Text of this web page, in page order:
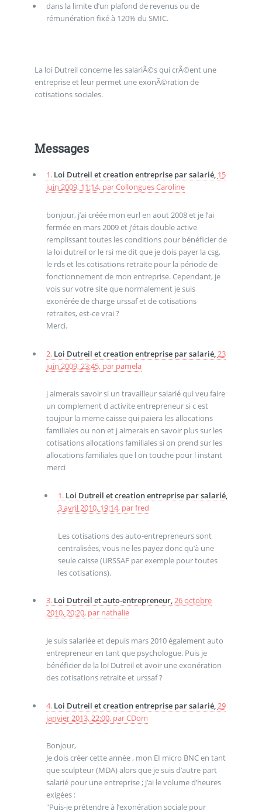
dans la limite d’un plafond de revenus ou de
rémunération fixé à 120% du SMIC.
La loi Dutreil concerne les salariÃ©s qui crÃ©ent une
entreprise et leur permet une exonÃ©ration de
cotisations sociales.
Messages
1. Loi Dutreil et creation entreprise par salarié, 15
juin 2009, 11:14, parCollongues Caroline
bonjour, j’ai créée mon eurl en aout 2008 et je l’ai
fermée en mars 2009 et j’étais double active
remplissant toutes les conditions pour bénéficier de
la loi dutreil or le rsi me dit que je dois payer la csg,
le rds et les cotisations retraite pour la période de
fonctionnement de mon entreprise. Cependant, je
vois sur votre site que normalement je suis
exonérée de charge urssaf et de cotisations
retraites, est-ce vrai ?
Merci.
2. Loi Dutreil et creation entreprise par salarié,23
juin 2009, 23:45, par pamela
j aimerais savoir si un travailleur salarié qui veu faire
un complement d activite entrepreneur si c est
toujour la meme caisse qui paiera les allocations
familiales ou non et j aimerais en savoir plus sur les
cotisations allocations familiales si on prend sur les
allocations familiales que l on touche pour l instant
merci
1. Loi Dutreil et creation entreprise par salarié,
3 avril 2010, 19:14, parfred
Les cotisations des auto-entrepreneurs sont
centralisées, vous ne les payez donc qu’à une
seule caisse (URSSAF par exemple pour toutes
les cotisations).
3. Loi Dutreil et auto-entrepreneur,26 octobre
2010, 20:20, par nathalie
Je suis salariée et depuis mars 2010 également auto
entrepreneur en tant que psychologue. Puis je
bénéficier de la loi Dutreil et avoir une exonération
des cotisations retraite et urssaf ?
4. Loi Dutreil et creation entreprise par salarié,29
janvier 2013, 22:00, parCDom
Bonjour,
Je dois créer cette année , mon EI micro BNC en tant
que sculpteur (MDA) alors que je suis d’autre part
salarié pour une entreprise ; j’ai le volume d’heures
exigées :
"Puis-je prétendre à l’exonération sociale pour